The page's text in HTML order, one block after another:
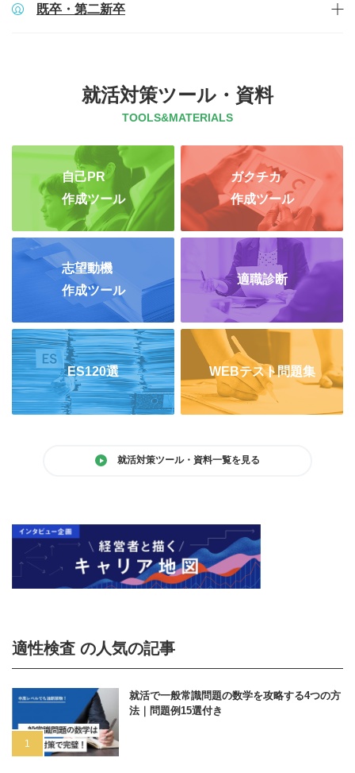
既卒・第二新卒
就活対策ツール・資料
TOOLS&MATERIALS
自己PR
作成ツール
ガクチカ
作成ツール
志望動機
作成ツール
適職診断
ES120選 WEBテスト問題集
就活対策ツール・資料一覧を見る
適性検査 の人気の記事
就活で一般常識問題の数学を攻略する4つの方
法｜問題例15選付き